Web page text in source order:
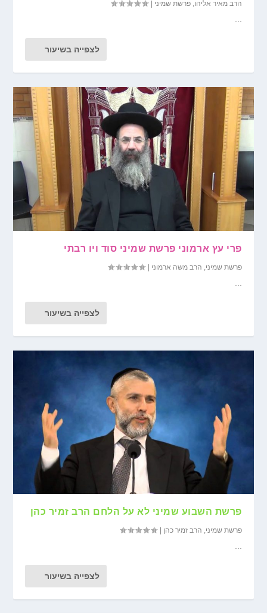
הרב מאיר אליהו ,פרשת שמיני |
לצפייה בשיעור
פרי עץ ארמוני פרשת שמיני סוד ויו רבתי
פרשת שמיני הרב משה ארמוני |
לצפייה בשיעור
פרשת השבוע שמיני לא על הלחם הרב זמיר כהן
פרשת שמיני, הרב זמיר כהן |
...
לצפייה בשיעור